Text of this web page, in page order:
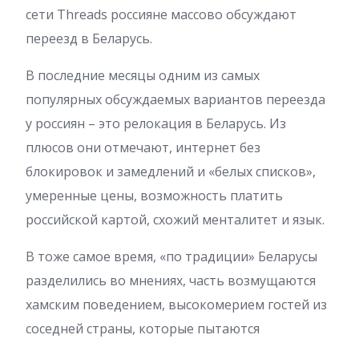
сети Threads россияне массово обсуждают
переезд в Беларусь.
В последние месяцы одним из самых
популярных обсуждаемых вариантов переезда
у россиян – это релокация в Беларусь. Из
плюсов они отмечают, интернет без
блокировок и замедлений и «белых списков»,
умеренные цены, возможность платить
российской картой, схожий менталитет и язык.
В тоже самое время, «по традиции» Беларусы
разделились во мнениях, часть возмущаются
хамским поведением, высокомерием гостей из
соседней страны, которые пытаются